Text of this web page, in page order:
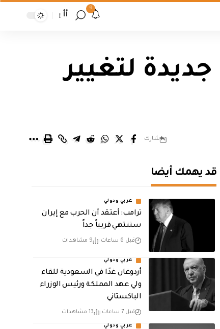
9
أأ
لتغيير
شارك
قد يهمك أيضا
عربي ودولي
‏ترامب: أعتقد أن الحرب مع إيران
ستنتهي قريباً جداً
قبل 6 ساعات 9 مشاهدات
عربي ودولي
أردوغان غدًا في السعودية للقاء
ولي عهد المملكة ورئيس الوزراء
الباكستاني
قبل 7 ساعات 13 مشاهدات
عربي ودولي